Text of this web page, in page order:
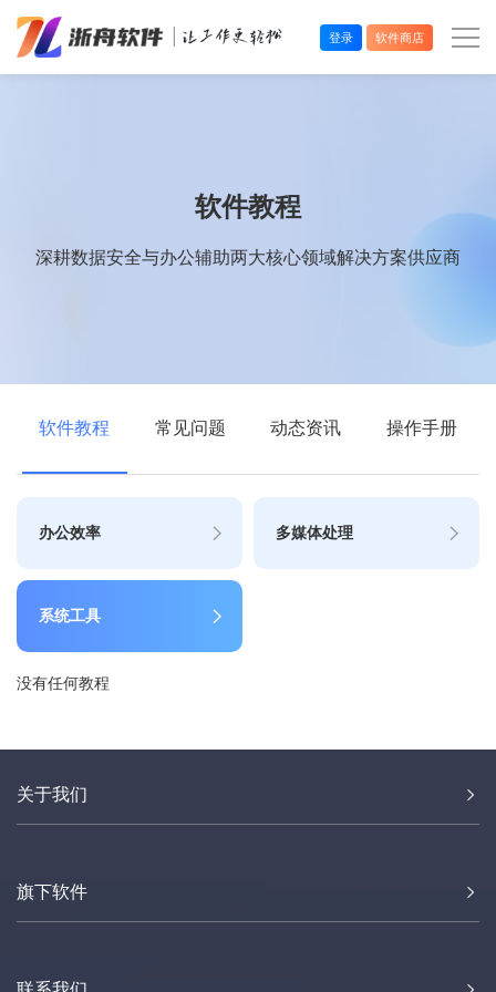
登录 软件商店
软件教程
深耕数据安全与办公辅助两大核心领域解决方案供应商
软件教程 常见问题 动态资讯 操作手册
办公效率 多媒体处理
系统工具
没有任何教程
关于我们
旗下软件